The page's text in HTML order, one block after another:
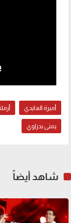
أميرة العايدي
يمنى بدراوي
شاهد أيضاً